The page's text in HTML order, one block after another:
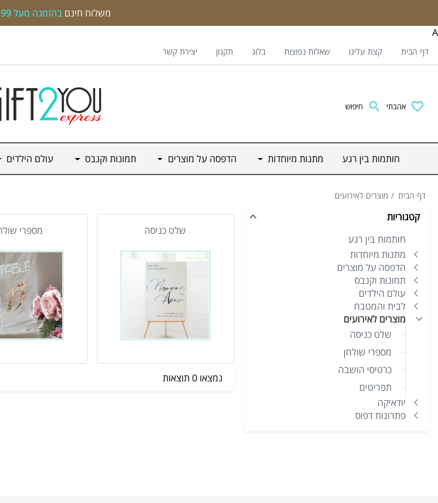
משלוח חינםבהזמנה מעל 399 ש"ח
A
דף הבית קצת עלינו שאלות נפוצות בלוג תקנון יצירת קשר
אהבתי חיפוש
חותמות בין רגע מתנות מיוחדות הדפסה על מוצרים תמונות וקנבס עולם הילדים
דף הבית מוצרים לאירועים
קטגוריות
חותמות בין רגע
מתנות מיוחדות
הדפסה על מוצרים
תמונות וקנבס
עולם הילדים
לבית והמטבח
מוצרים לאירועים
שלט כניסה
מספרי שולחן
כרטיסי הושבה
תפריטים
יודאיקה
פתרונות דפוס
שלט כניסה מספרי
נמצאו 0 תוצאות